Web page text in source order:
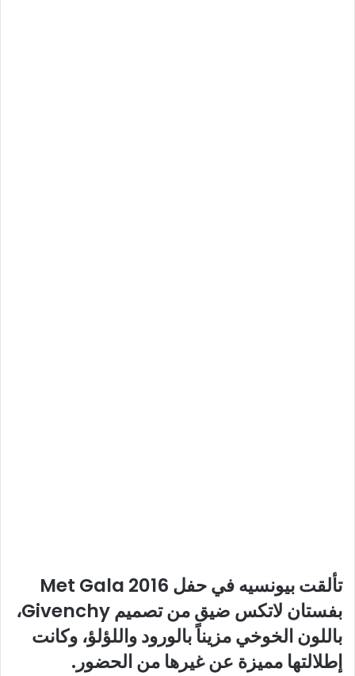
تألقت بيونسيه في حفل Met Gala 2016
بفستان لاتكس ضيق من تصميم Givenchy،
باللون الخوخي مزيناً بالورود واللؤلؤ، وكانت
إطلالتها مميزة عن غيرها من الحضور.